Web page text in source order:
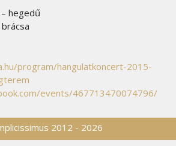
hegedű
program/hangulatkoncert-2015-
events/467713470074796/
2012 - 2026